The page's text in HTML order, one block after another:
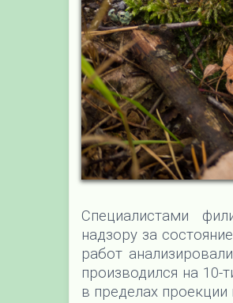
Специалистами
надзору за
работ
производился на 10-
в пределах